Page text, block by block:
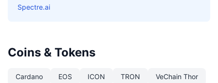
Spectre.ai
Coins & Tokens
Cardano EOS ICON TRON VeChain Thor